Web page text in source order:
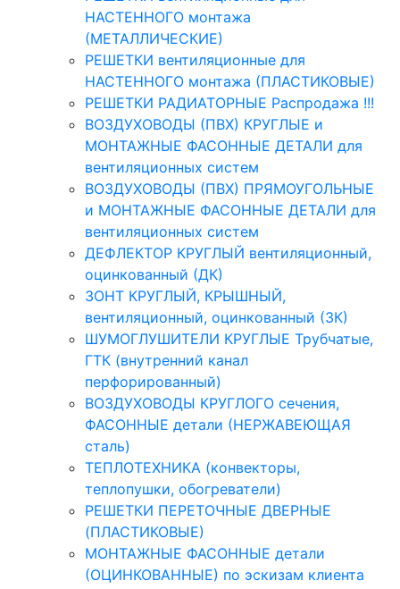
НАСТЕННОГО монтажа
(МЕТАЛЛИЧЕСКИЕ)
РЕШЕТКИ вентиляционные для
НАСТЕННОГО монтажа (ПЛАСТИКОВЫЕ)
РЕШЕТКИ РАДИАТОРНЫЕ Распродажа !!!
ВОЗДУХОВОДЫ (ПВХ) КРУГЛЫЕ и
МОНТАЖНЫЕ ФАСОННЫЕ ДЕТАЛИ для
вентиляционных систем
ВОЗДУХОВОДЫ (ПВХ) ПРЯМОУГОЛЬНЫЕ
и МОНТАЖНЫЕ ФАСОННЫЕ ДЕТАЛИ для
вентиляционных систем
ДЕФЛЕКТОР КРУГЛЫЙ вентиляционный,
оцинкованный (ДК)
ЗОНТ КРУГЛЫЙ, КРЫШНЫЙ,
вентиляционный, оцинкованный (ЗК)
ШУМОГЛУШИТЕЛИ КРУГЛЫЕ Трубчатые,
ГТК (внутренний канал
перфорированный)
ВОЗДУХОВОДЫ КРУГЛОГО сечения,
ФАСОННЫЕ детали (НЕРЖАВЕЮЩАЯ
сталь)
ТЕПЛОТЕХНИКА (конвекторы,
теплопушки, обогреватели)
РЕШЕТКИ ПЕРЕТОЧНЫЕ ДВЕРНЫЕ
(ПЛАСТИКОВЫЕ)
МОНТАЖНЫЕ ФАСОННЫЕ детали
(ОЦИНКОВАННЫЕ) по эскизам клиента